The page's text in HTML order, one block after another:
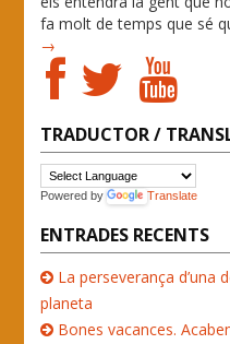
fa molt de temps que sé
→
TRADUCTOR /
Powered by Translate
ENTRADES RECENTS
La perseverança d’una
planeta
Bones vacances.